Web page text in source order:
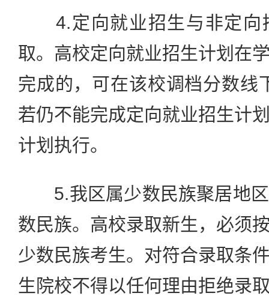
4.定向就业招生与非定向
取。高校定向就业招生计划在
完成的，可在该校调档分数线
若仍不能完成定向就业招生计
计划执行。
5.我区属少数民族聚居地区
数民族。高校录取新生，必须
少数民族考生。对符合录取条
生院校不得以任何理由拒绝录